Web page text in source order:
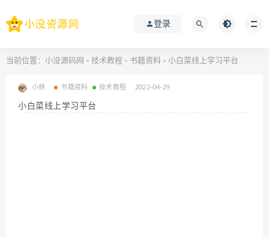
登录
当前位置： 小没源码网 > 技术教程 > 书籍资料 > 小白菜线上学习平台
小林 书籍资料 技术教程 2022-04-29
小白菜线上学习平台